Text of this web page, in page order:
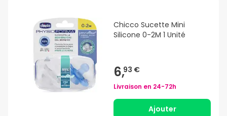
Chicco Sucette Mini
Silicone 0-2M 1 Unité
6,93 €
Livraison en 24-72h
Ajouter